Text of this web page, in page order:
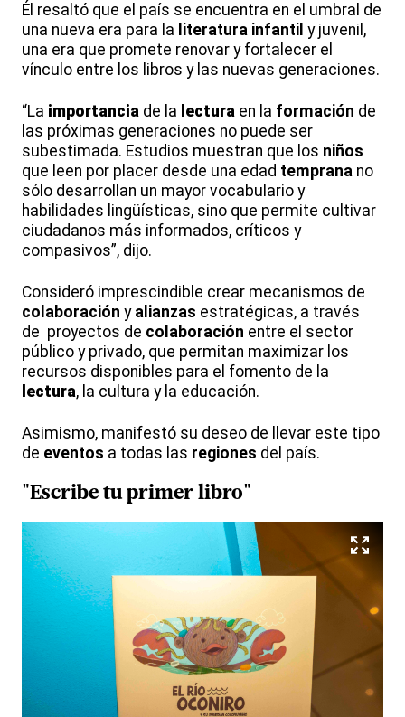
Él resaltó que el país se encuentra en el umbral de
una nueva era para la literatura infantil y juvenil,
una era que promete renovar y fortalecer el
vínculo entre los libros y las nuevas generaciones.
“La importancia de la lectura en la formación de
las próximas generaciones no puede ser
subestimada. Estudios muestran que los niños
que leen por placer desde una edad temprana no
sólo desarrollan un mayor vocabulario y
habilidades lingüísticas, sino que permite cultivar
ciudadanos más informados, críticos y
compasivos”, dijo.
Consideró imprescindible crear mecanismos de
colaboración y alianzas estratégicas, a través
de proyectos de colaboración entre el sector
público y privado, que permitan maximizar los
recursos disponibles para el fomento de la
lectura, la cultura y la educación.
Asimismo, manifestó su deseo de llevar este tipo
de eventos a todas las regiones del país.
"Escribe tu primer libro"